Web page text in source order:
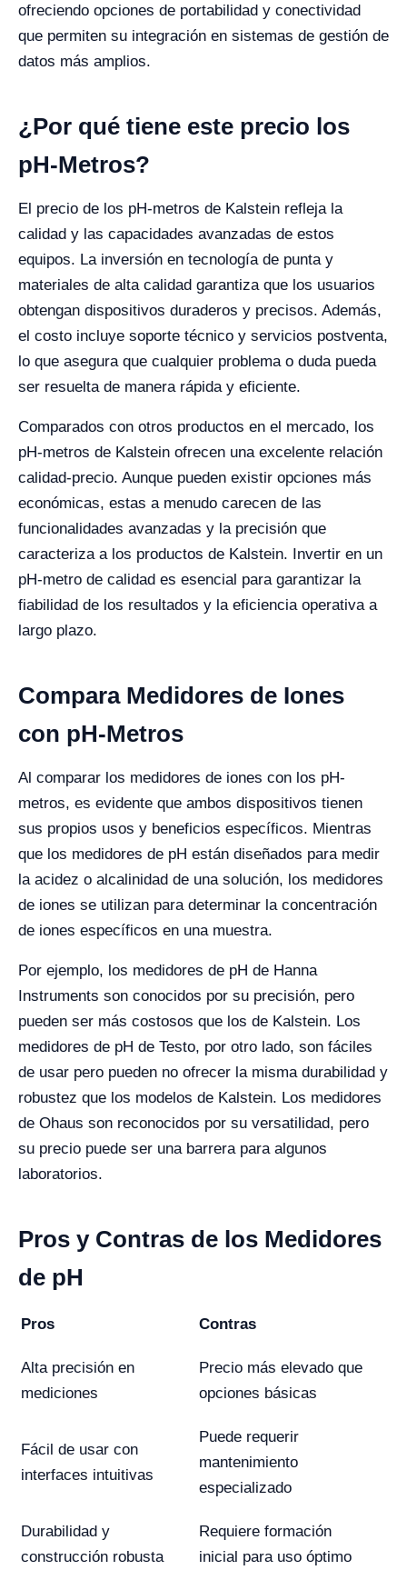
ofreciendo opciones de portabilidad y conectividad
que permiten su integración en sistemas de gestión de
datos más amplios.
¿Por qué tiene este precio los
pH-Metros?
El precio de los pH-metros de Kalstein refleja la
calidad y las capacidades avanzadas de estos
equipos. La inversión en tecnología de punta y
materiales de alta calidad garantiza que los usuarios
obtengan dispositivos duraderos y precisos. Además,
el costo incluye soporte técnico y servicios postventa,
lo que asegura que cualquier problema o duda pueda
ser resuelta de manera rápida y eficiente.
Comparados con otros productos en el mercado, los
pH-metros de Kalstein ofrecen una excelente relación
calidad-precio. Aunque pueden existir opciones más
económicas, estas a menudo carecen de las
funcionalidades avanzadas y la precisión que
caracteriza a los productos de Kalstein. Invertir en un
pH-metro de calidad es esencial para garantizar la
fiabilidad de los resultados y la eficiencia operativa a
largo plazo.
Compara Medidores de Iones
con pH-Metros
Al comparar los medidores de iones con los pH-
metros, es evidente que ambos dispositivos tienen
sus propios usos y beneficios específicos. Mientras
que los medidores de pH están diseñados para medir
la acidez o alcalinidad de una solución, los medidores
de iones se utilizan para determinar la concentración
de iones específicos en una muestra.
Por ejemplo, los medidores de pH de Hanna
Instruments son conocidos por su precisión, pero
pueden ser más costosos que los de Kalstein. Los
medidores de pH de Testo, por otro lado, son fáciles
de usar pero pueden no ofrecer la misma durabilidad y
robustez que los modelos de Kalstein. Los medidores
de Ohaus son reconocidos por su versatilidad, pero
su precio puede ser una barrera para algunos
laboratorios.
Pros y Contras de los Medidores
de pH
Pros Contras
Alta precisión en
mediciones
Precio más elevado que
opciones básicas
Fácil de usar con
interfaces intuitivas
Puede requerir
mantenimiento
especializado
Durabilidad y
construcción robusta
Requiere formación
inicial para uso óptimo